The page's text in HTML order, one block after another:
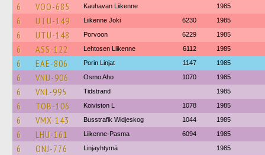
6 VOO-685 Kauhavan Liikenne 1985
6 UTU-149 Liikenne Joki 6230 1985
6 UTU-148 Porvoon 6229 1985
6 ASS-122 Lehtosen Liikenne 6112 1985
6 EAE-806 Porin Linjat 1147 1985
6 VNU-906 Osmo Aho 1070 1985
6 VNL-995 Tidstrand 1985
6 TOB-106 Koiviston L 1078 1985
6 VMX-143 Busstrafik Widjeskog 1044 1985
6 LHU-161 Liikenne-Pasma 6094 1985
6 ONJ-776 Linjayhtymä 1985